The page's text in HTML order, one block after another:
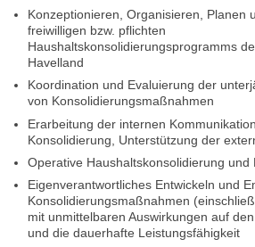
Konzeptionieren, Organisieren, Planen
freiwilligen bzw. pflichten
Haushaltskonsolidierungsprogramms
Havelland
Koordination und Evaluierung der
von Konsolidierungsmaßnahmen
Erarbeitung der internen
Konsolidierung, Unterstützung der
Operative Haushaltskonsolidierung und
Eigenverantwortliches Entwickeln und
Konsolidierungsmaßnahmen
mit unmittelbaren Auswirkungen auf
und die dauerhafte Leistungsfähigkeit